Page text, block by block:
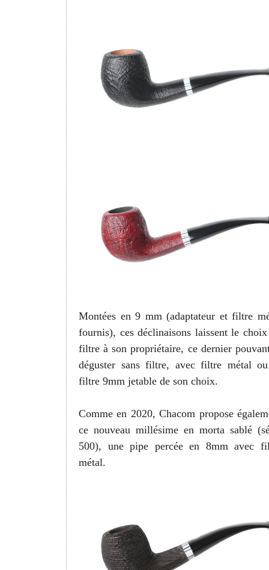
Montées en 9 mm (adaptateur et filtre
fournis), ces déclinaisons laissent le
filtre à son propriétaire, ce dernier
déguster sans filtre, avec filtre métal
filtre 9mm jetable de son choix.
Comme en 2020, Chacom propose
ce nouveau millésime en morta sablé
500), une pipe percée en 8mm avec
métal.